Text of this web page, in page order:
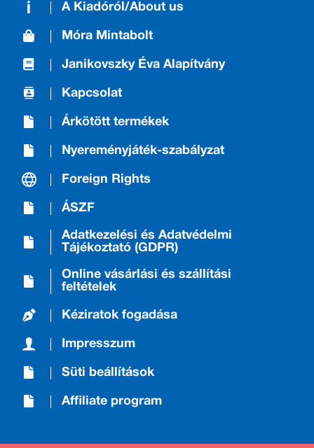
A Kiadóról/About us
Móra Mintabolt
Janikovszky Éva Alapítvány
Kapcsolat
Árkötött termékek
Nyereményjáték-szabályzat
Foreign Rights
ÁSZF
Adatkezelési és Adatvédelmi
Tájékoztató (GDPR)
Online vásárlási és szállítási
feltételek
Kéziratok fogadása
Impresszum
Süti beállítások
Affiliate program